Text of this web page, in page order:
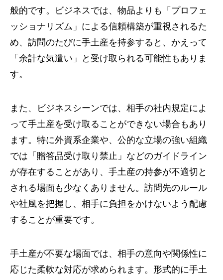
般的です。ビジネスでは、物品よりも「プロフェ
ッショナリズム」による信頼構築が重視されるた
め、訪問のたびに手土産を持参すると、かえって
「余計な気遣い」と受け取られる可能性もありま
す。
また、ビジネスシーンでは、相手の社内規定によ
って手土産を受け取ることができない場合もあり
ます。特に外資系企業や、公的な立場の強い組織
では「贈答品受け取り禁止」などのガイドライン
が存在することがあり、手土産の持参が不適切と
される場面も少なくありません。訪問先のルール
や社風を把握し、相手に負担をかけないよう配慮
することが重要です。
手土産が不要な場面では、相手の意向や関係性に
応じた柔軟な対応が求められます。形式的に手土